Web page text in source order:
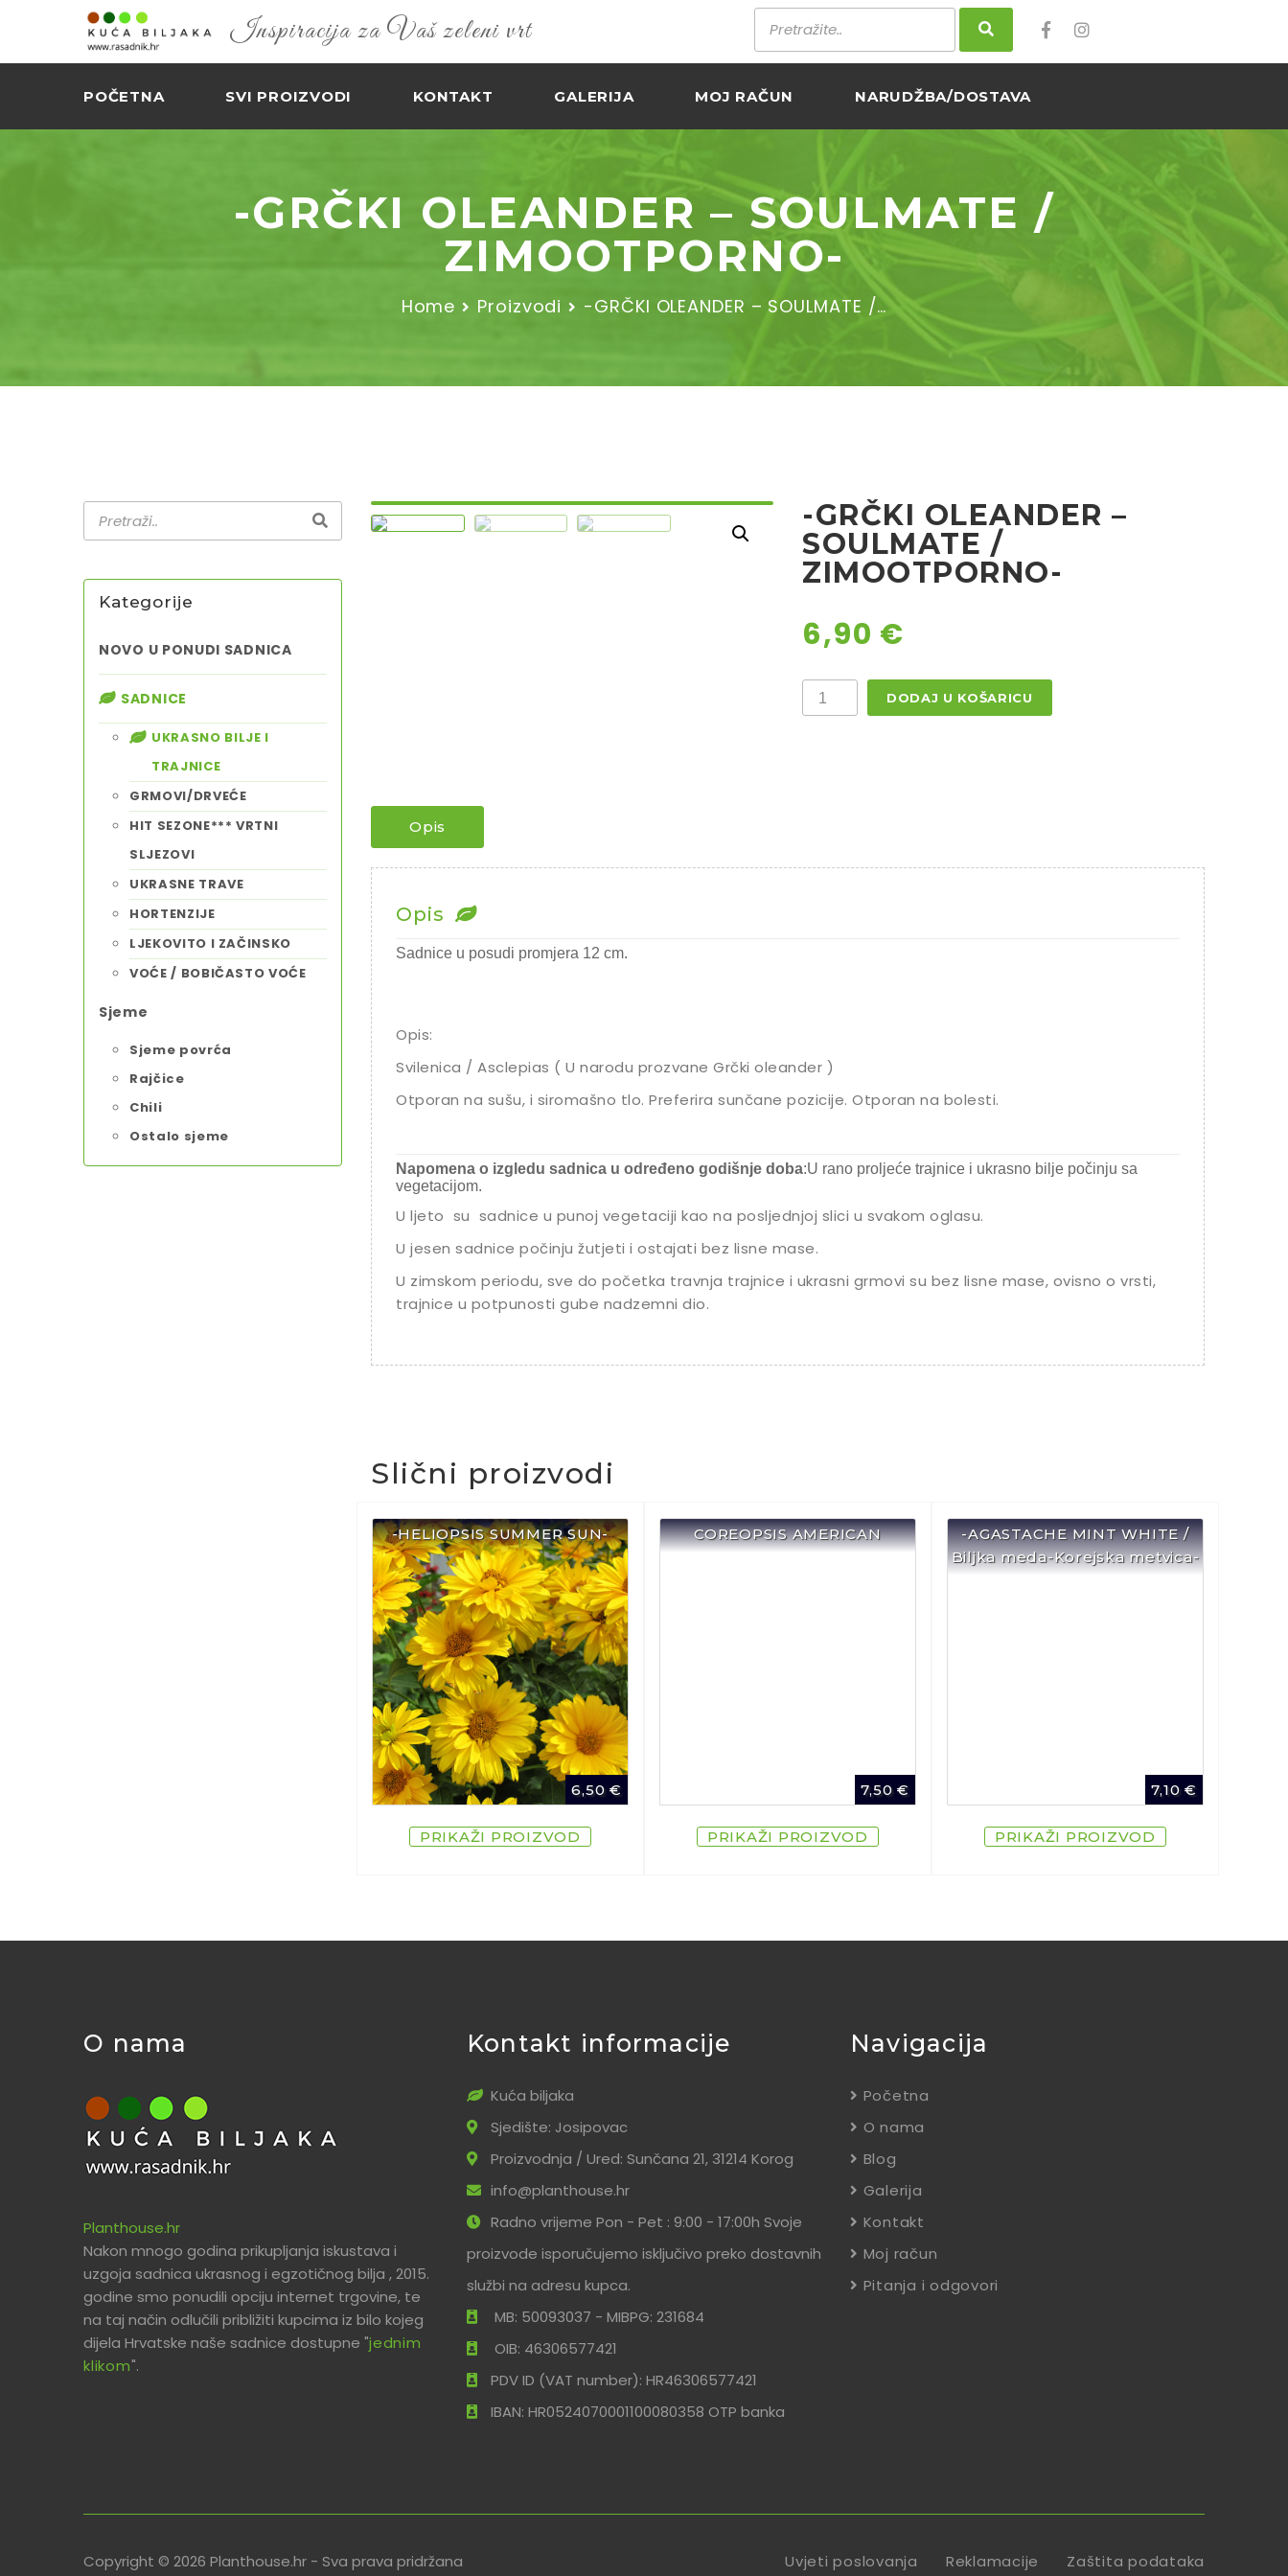
Inspiracija za Vaš zeleni vrt
POČETNA SVI PROIZVODI KONTAKT GALERIJA MOJ RAČUN NARUDŽBA/DOSTAVA
-GRČKI OLEANDER – SOULMATE /
ZIMOOTPORNO-
Home Proizvodi -GRČKI OLEANDER – SOULMATE /…
Kategorije
NOVO U PONUDI SADNICA
SADNICE
UKRASNO BILJE I
TRAJNICE
GRMOVI/DRVEĆE
HIT SEZONE*** VRTNI
SLJEZOVI
UKRASNE TRAVE
HORTENZIJE
LJEKOVITO I ZAČINSKO
VOĆE / BOBIČASTO VOĆE
Sjeme
Sjeme povrća
Rajčice
Chili
Ostalo sjeme
-GRČKI OLEANDER –
SOULMATE /
ZIMOOTPORNO-
6,90 €
-
GRČKI
OLEANDER
DODAJ U KOŠARICU
Opis
Opis
Sadnice u posudi promjera 12 cm.
Opis:
Svilenica / Asclepias ( U narodu prozvane Grčki oleander )
Otporan na sušu, i siromašno tlo. Preferira sunčane pozicije. Otporan na bolesti.
Napomena o izgledu sadnica u određeno godišnje doba:U rano proljeće trajnice i ukrasno bilje počinju sa
vegetacijom.
U ljeto su sadnice u punoj vegetaciji kao na posljednjoj slici u svakom oglasu.
U jesen sadnice počinju žutjeti i ostajati bez lisne mase.
U zimskom periodu, sve do početka travnja trajnice i ukrasni grmovi su bez lisne mase, ovisno o vrsti,
trajnice u potpunosti gube nadzemni dio.
Slični proizvodi
-HELIOPSIS SUMMER SUN-
6,50€
PRIKAŽI PROIZVOD
COREOPSIS AMERICAN
7,50€
PRIKAŽI PROIZVOD
-AGASTACHE MINT WHITE /
Biljka meda-Korejska metvica-
7,10€
PRIKAŽI PROIZVOD
O nama
Planthouse.hr
Nakon mnogo godina prikupljanja iskustava i
uzgoja sadnica ukrasnog i egzotičnog bilja , 2015.
godine smo ponudili opciju internet trgovine, te
na taj način odlučili približiti kupcima iz bilo kojeg
dijela Hrvatske naše sadnice dostupne "jednim
klikom".
Kontakt informacije
Kuća biljaka
Sjedište: Josipovac
Proizvodnja / Ured: Sunčana 21, 31214 Korog
info@planthouse.hr
Radno vrijeme Pon - Pet : 9:00 - 17:00h Svoje
proizvode isporučujemo isključivo preko dostavnih
službi na adresu kupca.
MB: 50093037 - MIBPG: 231684
OIB: 46306577421
PDV ID (VAT number): HR46306577421
IBAN: HR0524070001100080358 OTP banka
Navigacija
Početna
O nama
Blog
Galerija
Kontakt
Moj račun
Pitanja i odgovori
Copyright © 2026 Planthouse.hr - Sva prava pridržana Uvjeti poslovanja Reklamacije
Zaštita podataka